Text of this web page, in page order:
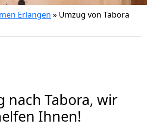
Erlangen » Umzug von Tabora
nach Tabora, wir
Ihnen!